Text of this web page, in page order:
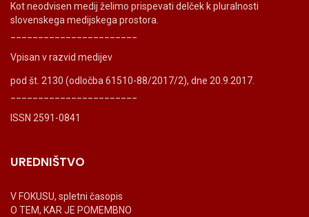
Kot neodvisen medij želimo prispevati delček k pluralnosti
slovenskega medijskega prostora.
Vpisan v razvid medijev
pod št. 2130 (odločba 61510-88/2017/2), dne 20.9.2017.
ISSN 2591-0841
UREDNIŠTVO
V FOKUSU, spletni časopis
O TEM, KAR JE POMEMBNO